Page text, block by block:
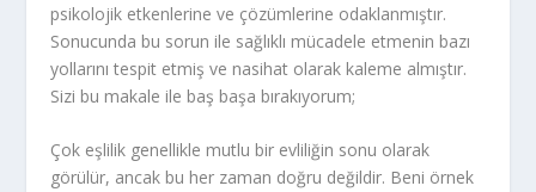
psikolojik etkenlerine ve çözümlerine odaklanmıştır.
Sonucunda bu sorun ile sağlıklı mücadele etmenin bazı
yollarını tespit etmiş ve nasihat olarak kaleme almıştır.
Sizi bu makale ile baş başa bırakıyorum;
Çok eşlilik genellikle mutlu bir evliliğin sonu olarak
görülür, ancak bu her zaman doğru değildir. Beni örnek